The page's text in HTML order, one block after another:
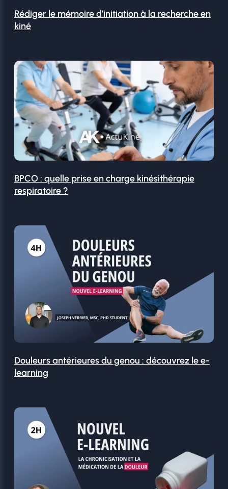
Rédiger le mémoire d’initiation à la recherche en
kiné
BPCO : quelle prise en charge kinésithérapie
respiratoire ?
Douleurs antérieures du genou : découvrez le e-
learning